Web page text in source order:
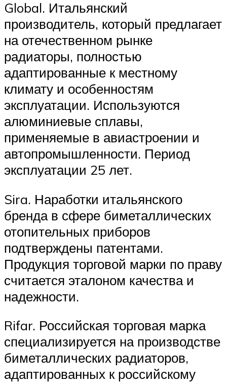
Global. Итальянский
производитель, который предлагает
на отечественном рынке
радиаторы, полностью
адаптированные к местному
климату и особенностям
эксплуатации. Используются
алюминиевые сплавы,
применяемые в авиастроении и
автопромышленности. Период
эксплуатации 25 лет.
Sira. Наработки итальянского
бренда в сфере биметаллических
отопительных приборов
подтверждены патентами.
Продукция торговой марки по праву
считается эталоном качества и
надежности.
Rifar. Российская торговая марка
специализируется на производстве
биметаллических радиаторов,
адаптированных к российскому